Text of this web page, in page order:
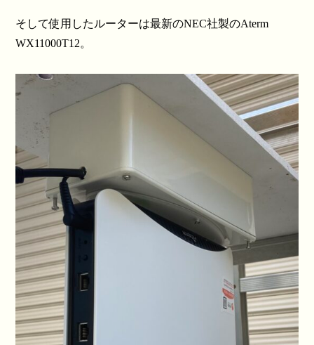
そして使用したルーターは最新のNEC社製のAterm
WX11000T12。